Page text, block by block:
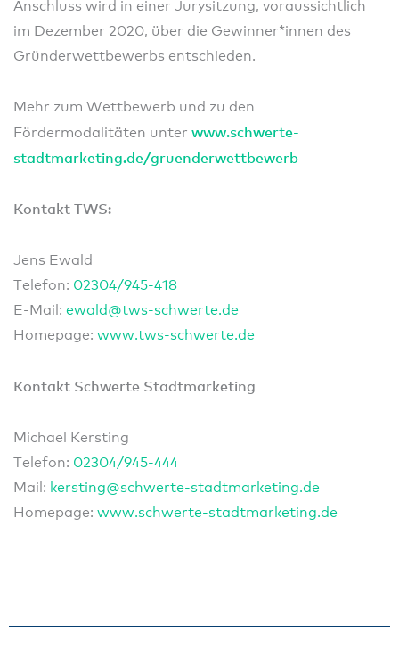
Anschluss wird in einer Jurysitzung, voraussichtlich
im Dezember 2020, über die Gewinner*innen des
Gründerwettbewerbs entschieden.
Mehr zum Wettbewerb und zu den
Fördermodalitäten unter www.schwerte-
stadtmarketing.de/gruenderwettbewerb
Kontakt TWS:
Jens Ewald
Telefon: 02304/945-418
E-Mail: ewald@tws-schwerte.de
Homepage: www.tws-schwerte.de
Kontakt Schwerte Stadtmarketing
Michael Kersting
Telefon: 02304/945-444
Mail: kersting@schwerte-stadtmarketing.de
Homepage: www.schwerte-stadtmarketing.de